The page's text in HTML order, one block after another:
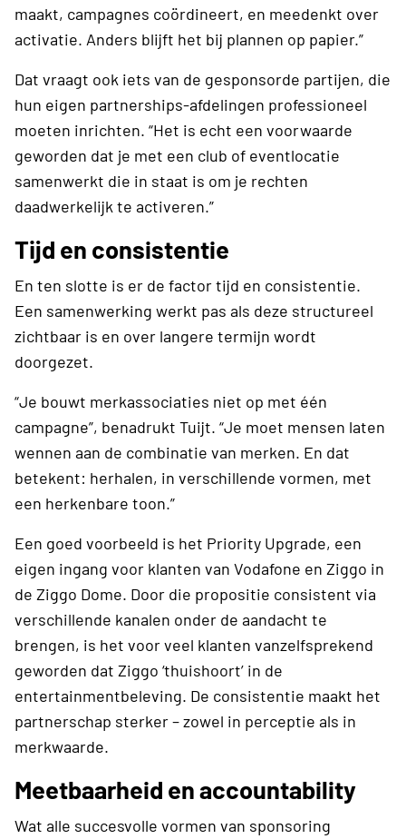
maakt, campagnes coördineert, en meedenkt over
activatie. Anders blijft het bij plannen op papier.”
Dat vraagt ook iets van de gesponsorde partijen, die
hun eigen partnerships-afdelingen professioneel
moeten inrichten. “Het is echt een voorwaarde
geworden dat je met een club of eventlocatie
samenwerkt die in staat is om je rechten
daadwerkelijk te activeren.”
Tijd en consistentie
En ten slotte is er de factor tijd en consistentie.
Een samenwerking werkt pas als deze structureel
zichtbaar is en over langere termijn wordt
doorgezet.
“Je bouwt merkassociaties niet op met één
campagne”, benadrukt Tuijt. “Je moet mensen laten
wennen aan de combinatie van merken. En dat
betekent: herhalen, in verschillende vormen, met
een herkenbare toon.”
Een goed voorbeeld is het Priority Upgrade, een
eigen ingang voor klanten van Vodafone en Ziggo in
de Ziggo Dome. Door die propositie consistent via
verschillende kanalen onder de aandacht te
brengen, is het voor veel klanten vanzelfsprekend
geworden dat Ziggo ‘thuishoort’ in de
entertainmentbeleving. De consistentie maakt het
partnerschap sterker – zowel in perceptie als in
merkwaarde.
Meetbaarheid en accountability
Wat alle succesvolle vormen van sponsoring